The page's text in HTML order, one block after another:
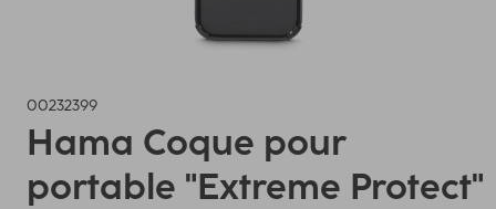
00232399
Hama Coque pour
portable "Extreme Protect"